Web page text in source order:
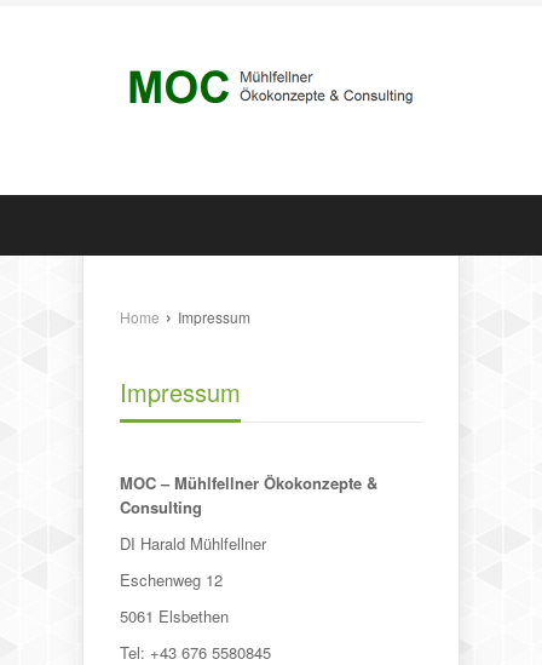
Home › Impressum
Impressum
MOC – Mühlfellner Ökokonzepte &
Consulting
DI Harald Mühlfellner
Eschenweg 12
5061 Elsbethen
Tel: +43 676 5580845